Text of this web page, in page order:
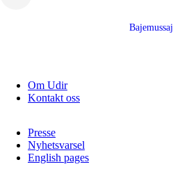
Bajemussaj
Om Udir
Kontakt oss
Presse
Nyhetsvarsel
English pages